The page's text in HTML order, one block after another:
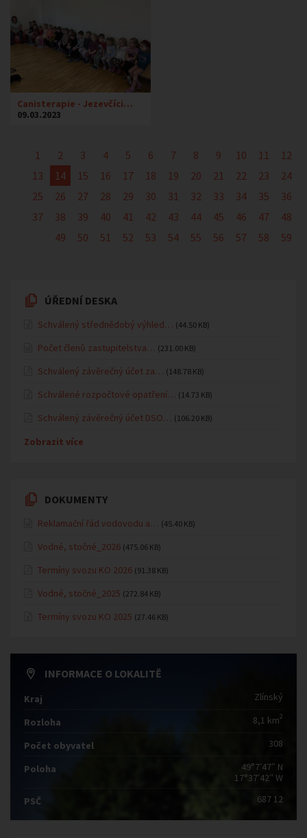
Canisterapie - Jezevčíci…
09.03.2023
1 2 3 4 5 6 7 8 9 10 11
12
13
14 15 16 17 18 19 20 21 22 23
24
25
26 27 28 29 30 31 32 33 34 35
36
37
38 39 40 41 42 43 44 45 46 47
48
49
50 51 52 53 54 55 56 57 58 59
ÚŘEDNÍ DESKA
Schválený střednědobý výhled… (44.50 KB)
Počet členů zastupitelstva… (231.00 KB)
Schválený závěrečný účet za… (148.78 KB)
Schválené rozpočtové opatření… (14.73 KB)
Schválený závěrečný účet DSO… (106.20 KB)
Zobrazit více
DOKUMENTY
Reklamační řád vodovodu a… (45.40 KB)
Vodné, stočné_2026 (475.06 KB)
Termíny svozu KO 2026 (91.38 KB)
Vodné, stočné_2025 (272.84 KB)
Termíny svozu KO 2025 (27.46 KB)
INFORMACE O LOKALITĚ
Kraj Zlínský
Rozloha 8,1 km2
Počet obyvatel 308
Poloha
49°7′47″ N
17°37′42″ W
PSČ
687 12